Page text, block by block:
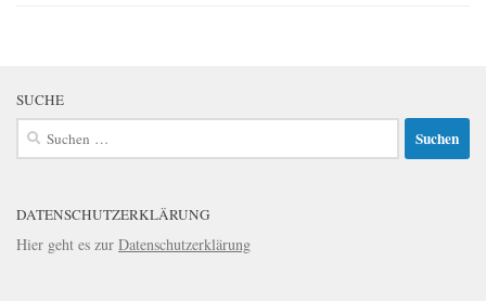
SUCHE
Suchen
nach:
DATENSCHUTZERKLÄRUNG
Hier geht es zur Datenschutzerklärung